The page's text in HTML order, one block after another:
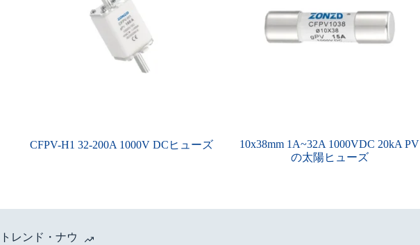
CFPV-H1 32-200A 1000V DCヒューズ
10x38mm 1A~32A 1000VDC 20kA PV
の太陽ヒューズ
トレンド・ナウ